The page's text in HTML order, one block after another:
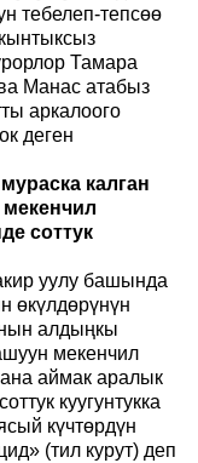
тебелеп-тепсөө
Тамара
Манас атабыз
аркалоого
деген
калган
мекенчил
соттук
уулу башында
өкүлдөрүнүн
алдыңкы
мекенчил
аймак аралык
куугунтукка
күчтөрдүн
(тил курут) деп